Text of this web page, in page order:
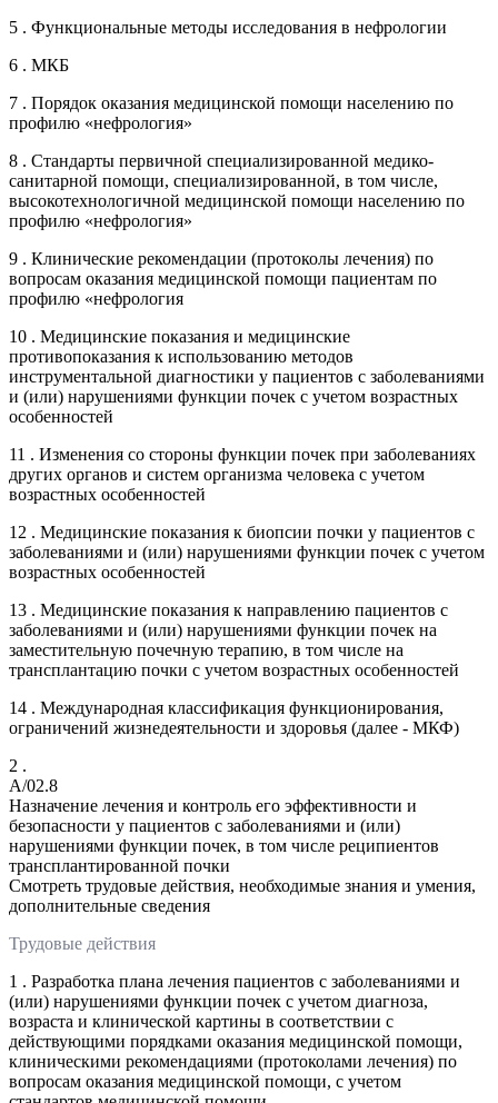
5 . Функциональные методы исследования в нефрологии
6 . МКБ
7 . Порядок оказания медицинской помощи населению по
профилю «нефрология»
8 . Стандарты первичной специализированной медико-
санитарной помощи, специализированной, в том числе,
высокотехнологичной медицинской помощи населению по
профилю «нефрология»
9 . Клинические рекомендации (протоколы лечения) по
вопросам оказания медицинской помощи пациентам по
профилю «нефрология
10 . Медицинские показания и медицинские
противопоказания к использованию методов
инструментальной диагностики у пациентов с заболеваниями
и (или) нарушениями функции почек с учетом возрастных
особенностей
11 . Изменения со стороны функции почек при заболеваниях
других органов и систем организма человека с учетом
возрастных особенностей
12 . Медицинские показания к биопсии почки у пациентов с
заболеваниями и (или) нарушениями функции почек с учетом
возрастных особенностей
13 . Медицинские показания к направлению пациентов с
заболеваниями и (или) нарушениями функции почек на
заместительную почечную терапию, в том числе на
трансплантацию почки с учетом возрастных особенностей
14 . Международная классификация функционирования,
ограничений жизнедеятельности и здоровья (далее - МКФ)
2 .
A/02.8
Назначение лечения и контроль его эффективности и
безопасности у пациентов с заболеваниями и (или)
нарушениями функции почек, в том числе реципиентов
трансплантированной почки
Смотреть трудовые действия, необходимые знания и умения,
дополнительные сведения
Трудовые действия
1 . Разработка плана лечения пациентов с заболеваниями и
(или) нарушениями функции почек с учетом диагноза,
возраста и клинической картины в соответствии с
действующими порядками оказания медицинской помощи,
клиническими рекомендациями (протоколами лечения) по
вопросам оказания медицинской помощи, с учетом